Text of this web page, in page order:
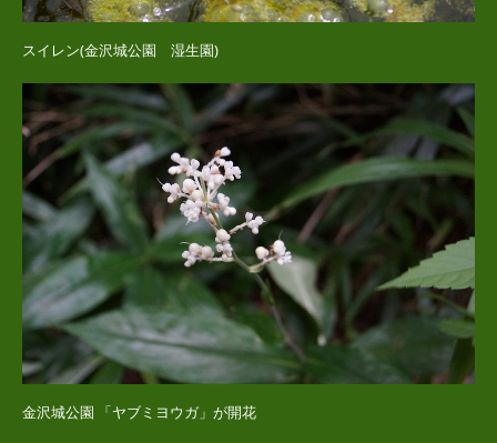
スイレン(金沢城公園 湿生園)
金沢城公園 「ヤブミヨウガ」が開花